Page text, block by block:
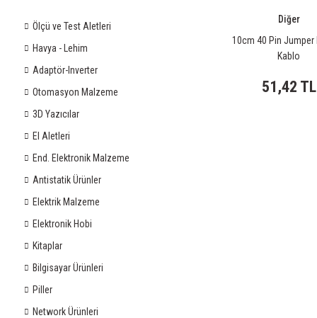
Ölçü ve Test Aletleri
Havya - Lehim
Adaptör-Inverter
Otomasyon Malzeme
3D Yazıcılar
El Aletleri
End. Elektronik Malzeme
Antistatik Ürünler
Elektrik Malzeme
Elektronik Hobi
Kitaplar
Bilgisayar Ürünleri
Piller
Network Ürünleri
Diğer
10cm 40 Pin Jumper
Kablo
51,42 TL